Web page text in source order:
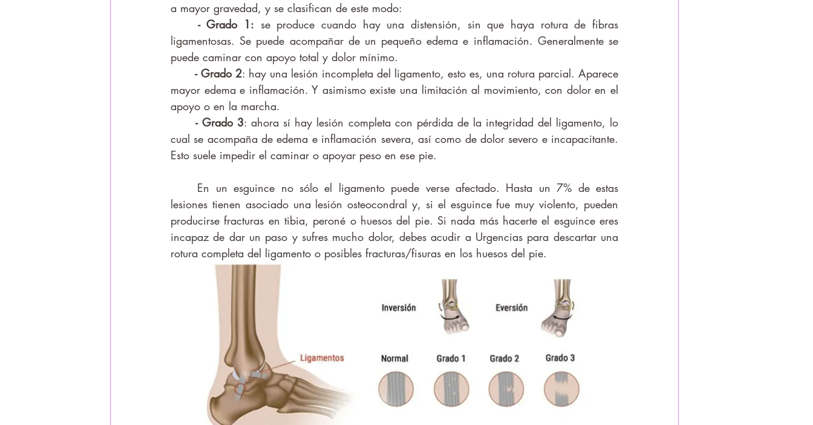
a mayor gravedad, y se clasifican de este modo:
- Grado 1: se produce cuando hay una distensión, sin que haya rotura de fibras
ligamentosas. Se puede acompañar de un pequeño edema e inflamación. Generalmente se
puede caminar con apoyo total y dolor mínimo.
- Grado 2: hay una lesión incompleta del ligamento, esto es, una rotura parcial. Aparece
mayor edema e inflamación. Y asimismo existe una limitación al movimiento, con dolor en el
apoyo o en la marcha.
- Grado 3: ahora sí hay lesión completa con pérdida de la integridad del ligamento, lo
cual se acompaña de edema e inflamación severa, así como de dolor severo e incapacitante.
Esto suele impedir el caminar o apoyar peso en ese pie.
lesiones tienen asociado una lesión osteocondral y, si el esguince fue muy violento, pueden
producirse fracturas en tibia, peroné o huesos del pie. Si nada más hacerte el esguince eres
incapaz de dar un paso y sufres mucho dolor, debes acudir a Urgencias para descartar una
rotura completa del ligamento o posibles fracturas/fisuras en los huesos del pie.